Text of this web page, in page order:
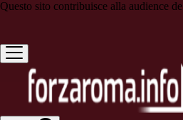
Questo sito contribuisce alla audience de